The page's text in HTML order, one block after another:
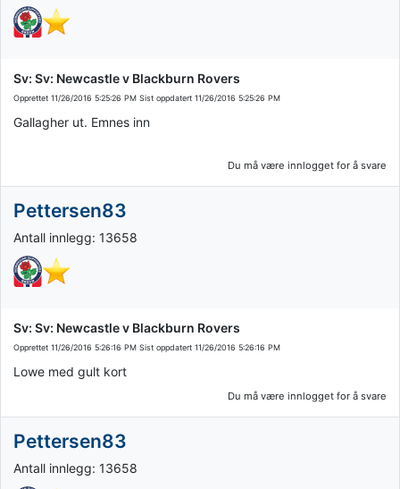
Sv: Sv: Newcastle v Blackburn Rovers
Opprettet 11/26/2016 5:25:26 PM Sist oppdatert 11/26/2016 5:25:26 PM
Gallagher ut. Emnes inn
Du må være innlogget for å svare
Pettersen83
Antall innlegg: 13658
Sv: Sv: Newcastle v Blackburn Rovers
Opprettet 11/26/2016 5:26:16 PM Sist oppdatert 11/26/2016 5:26:16 PM
Lowe med gult kort
Du må være innlogget for å svare
Pettersen83
Antall innlegg: 13658